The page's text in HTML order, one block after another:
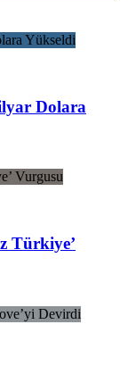
Dolara
Türkiye’